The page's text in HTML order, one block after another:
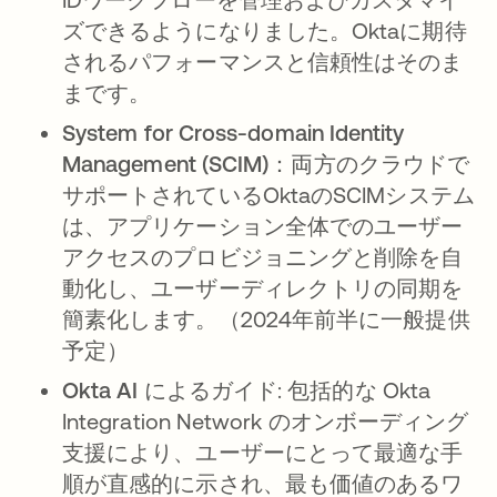
ズできるようになりました。Oktaに期待
されるパフォーマンスと信頼性はそのま
まです。
System for Cross-domain Identity
Management (SCIM) ：両方のクラウドで
サポートされているOktaのSCIMシステム
は、アプリケーション全体でのユーザー
アクセスのプロビジョニングと削除を自
動化し、ユーザーディレクトリの同期を
簡素化します。（2024年前半に一般提供
予定）
Okta AI によるガイド: 包括的な Okta
Integration Network のオンボーディング
支援により、ユーザーにとって最適な手
順が直感的に示され、最も価値のあるワ